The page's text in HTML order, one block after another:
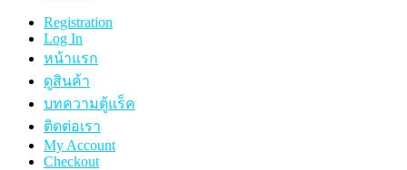
Registration
Log In
หน้าแรก
ดูสินค้า
บทความตู้แร็ค
ติดต่อเรา
My Account
Checkout